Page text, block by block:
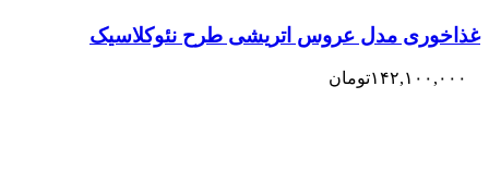
غذاخوری مدل عروس اتریشی طرح نئوکلاسیک
۱۴۲,۱۰۰,۰۰۰تومان